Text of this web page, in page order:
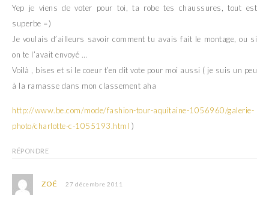
Yep je viens de voter pour toi, ta robe tes chaussures, tout est
superbe =)
Je voulais d’ailleurs savoir comment tu avais fait le montage, ou si
on te l’avait envoyé …
Voilà , bises et si le coeur t’en dit vote pour moi aussi ( je suis un peu
à la ramasse dans mon classement aha
http://www.be.com/mode/fashion-tour-aquitaine-1056960/galerie-
photo/charlotte-c-1055193.html )
RÉPONDRE
ZOÉ 27 décembre 2011